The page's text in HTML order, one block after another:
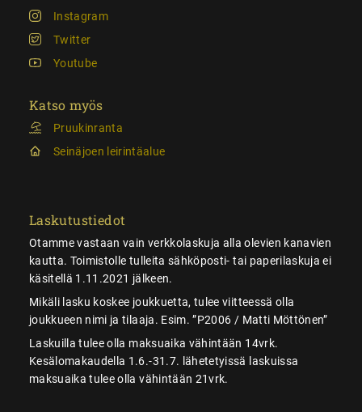
Instagram
Twitter
Youtube
Katso myös
Pruukinranta
Seinäjoen leirintäalue
Laskutustiedot
Otamme vastaan vain verkkolaskuja alla olevien kanavien
kautta. Toimistolle tulleita sähköposti- tai paperilaskuja ei
käsitellä 1.11.2021 jälkeen.
Mikäli lasku koskee joukkuetta, tulee viitteessä olla
joukkueen nimi ja tilaaja. Esim. ”P2006 / Matti Möttönen”
Laskuilla tulee olla maksuaika vähintään 14vrk.
Kesälomakaudella 1.6.-31.7. lähetetyissä laskuissa
maksuaika tulee olla vähintään 21vrk.